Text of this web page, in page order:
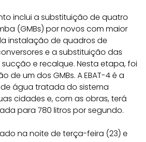
inclui a substituição de quatro
(GMBs) por novos com maior
instalação de quadros de
e a substituição das
e recalque. Nesta etapa, foi
de um dos GMBs. A EBAT-4 é a
água tratada do sistema
cidades e, com as obras, terá
para 780 litros por segundo.
na noite de terça-feira (23) e